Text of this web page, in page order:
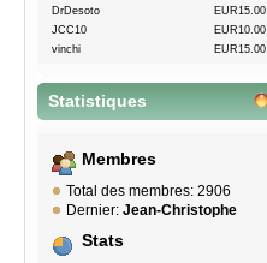
DrDesoto
EUR15.00
JCC10
EUR10.00
vinchi
EUR15.00
Statistiques
Membres
Total des membres: 2906
Dernier: Jean-Christophe
Stats